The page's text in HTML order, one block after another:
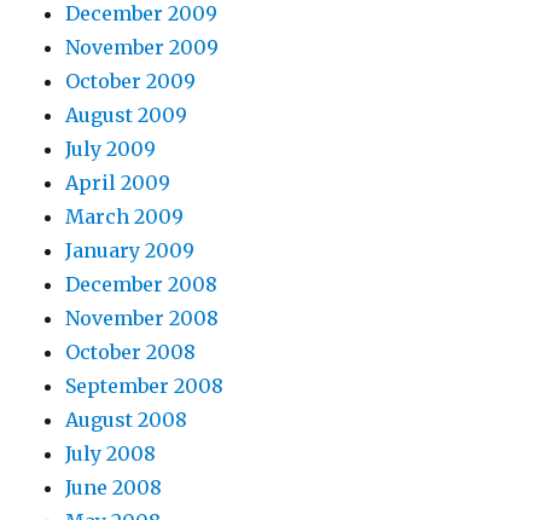
December 2009
November 2009
October 2009
August 2009
July 2009
April 2009
March 2009
January 2009
December 2008
November 2008
October 2008
September 2008
August 2008
July 2008
June 2008